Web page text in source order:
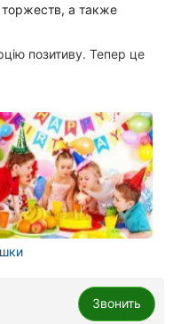
а также
позитиву. Тепер це
Звонить